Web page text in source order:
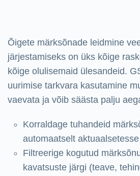
Õigete märksõnade leidmine
järjestamiseks on üks kõige
kõige olulisemaid ülesandeid.
uurimise tarkvara kasutamine
vaevata ja võib säästa palju
Korraldage tuhandeid
automaatselt
Filtreerige kogutud
kavatsuste järgi (teave,